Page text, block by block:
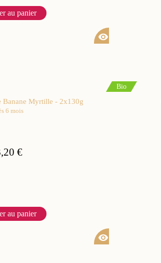
au panier
visibility
Banane Myrtille - 2x130g
6 mois
€
au panier
visibility
Bio